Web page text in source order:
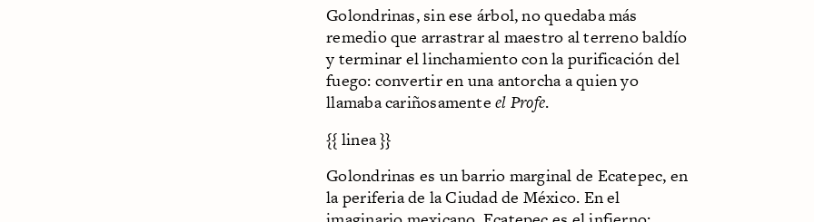
Golondrinas, sin ese árbol, no quedaba más
remedio que arrastrar al maestro al terreno baldío
y terminar el linchamiento con la purificación del
fuego: convertir en una antorcha a quien yo
llamaba cariñosamenteel Profe.
{{ linea }}
Golondrinas es un barrio marginal de Ecatepec, en
la periferia de la Ciudad de México. En el